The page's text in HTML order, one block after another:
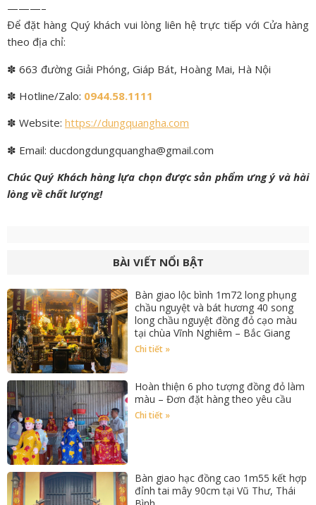
———–
Để đặt hàng Quý khách vui lòng liên hệ trực tiếp với Cửa hàng
theo địa chỉ:
✽ 663 đường Giải Phóng, Giáp Bát, Hoàng Mai, Hà Nội
✽ Hotline/Zalo: 0944.58.1111
✽ Website: https://dungquangha.com
✽ Email: ducdongdungquangha@gmail.com
Chúc Quý Khách hàng lựa chọn được sản phẩm ưng ý và hài
lòng về chất lượng!
BÀI VIẾT NỔI BẬT
Bàn giao lộc bình 1m72 long phụng
chầu nguyệt và bát hương 40 song
long chầu nguyệt đồng đỏ cạo màu
tại chùa Vĩnh Nghiêm – Bắc Giang
Chi tiết »
Hoàn thiện 6 pho tượng đồng đỏ làm
màu – Đơn đặt hàng theo yêu cầu
Chi tiết »
Bàn giao hạc đồng cao 1m55 kết hợp
đỉnh tai mây 90cm tại Vũ Thư, Thái